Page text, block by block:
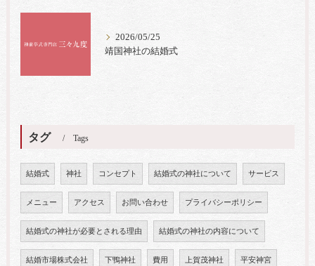
2026/05/25
靖国神社の結婚式
タグ Tags
結婚式 神社 コンセプト 結婚式の神社について サービス
メニュー アクセス お問い合わせ プライバシーポリシー
結婚式の神社が必要とされる理由 結婚式の神社の内容について
結婚市場株式会社 下鴨神社 費用 上賀茂神社 平安神宮